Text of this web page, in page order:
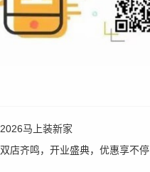
2026马上装新家
双店齐鸣，开业盛典，优惠享不停